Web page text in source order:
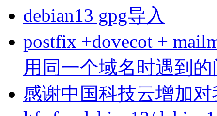
debian13 gpg导入
postfix +dovecot +
用同一个域名时遇到
感谢中国科技云增加